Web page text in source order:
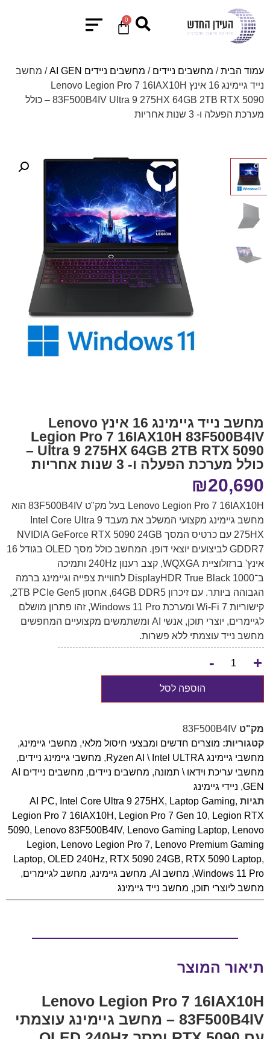
0
עמוד הבית/ מחשבים ניידים / מחשבים ניידים AI GEN
/ מחשב
נייד גיימינג 16 אינץ Lenovo Legion Pro 7 16IAX10H
83F500B4IV Ultra 9 275HX 64GB 2TB RTX 5090 – כולל
מערכת הפעלה ו- 3 שנות אחריות
מחשב נייד גיימינג 16 אינץ Lenovo
Legion Pro 7 16IAX10H 83F500B4IV
Ultra 9 275HX 64GB 2TB RTX 5090 –
כולל מערכת הפעלה ו- 3 שנות אחריות
₪20,690
Lenovo Legion Pro 7 16IAX10H בעל מק"ט 83F500B4IV הוא
מחשב גיימינג מקצועי המשלב את מעבד Intel Core Ultra 9
275HX עם כרטיס המסך NVIDIA GeForce RTX 5090 24GB
GDDR7 לביצועים יוצאי דופן. המחשב כולל מסך OLED בגודל 16
אינץ' ברזולוציית WQXGA, קצב רענון 240Hz ותמיכה
ב־DisplayHDR True Black 1000 לחוויית צפייה וגיימינג ברמה
הגבוהה ביותר. עם זיכרון 64GB DDR5, אחסון 2TB PCIe Gen5,
קישוריות Wi-Fi 7 ומערכת Windows 11 Pro, זהו פתרון מושלם
לגיימרים, יוצרי תוכן, אנשי AI ומשתמשים מקצועיים המחפשים
מחשב נייד עוצמתי ללא פשרות.
+
-
הוספה לסל
מק"ט 83F500B4IV
קטגוריות: מוצרים חדשים ומבצעי חיסול מלאי, מחשבי גיימינג,
מחשבי גיימינג Ryzen AI \ Intel ULTRA
, מחשבי גיימינג ניידים,
מחשבי עריכת וידאו \ תמונה, מחשבים ניידים,
מחשבים ניידים AI
GEN
, ניידי גיימינג
תגיות
AI PC, Intel Core Ultra 9 275HX, Laptop Gaming,
Legion Pro 7 16IAX10H , Legion Pro 7 Gen 10, Legion RTX
5090, Lenovo 83F500B4IV, Lenovo Gaming Laptop, Lenovo
Legion, Lenovo Legion Pro 7, Lenovo Premium Gaming
Laptop, OLED 240Hz, RTX 5090 24GB, RTX 5090 Laptop,
Windows 11 Pro
, מחשב AI , מחשב גיימינג, מחשב לגיימרים,
מחשב ליוצרי תוכן, מחשב נייד גיימינג
תיאור המוצר
Lenovo Legion Pro 7 16IAX10H
83F500B4IV – מחשב גיימינג עוצמתי